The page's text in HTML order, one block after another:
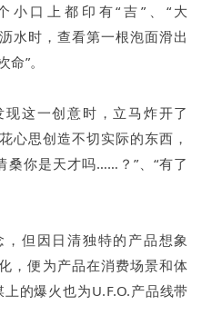
小口上都印有“吉”、“大
水时，查看第一根泡面滑出
”。
这一创意时，立马炸开了
心思创造不切实际的东西，
桑你是天才吗……？”、“有了
但因日清独特的产品想象
，便为产品在消费场景和体
的爆火也为U.F.O.产品线带